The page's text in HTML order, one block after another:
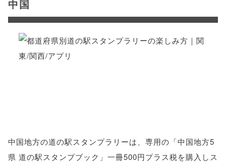
中国
中国地方の道の駅スタンプラリーは、専用の「中国地方5
県 道の駅スタンプブック」一冊500円プラス税を購入しス